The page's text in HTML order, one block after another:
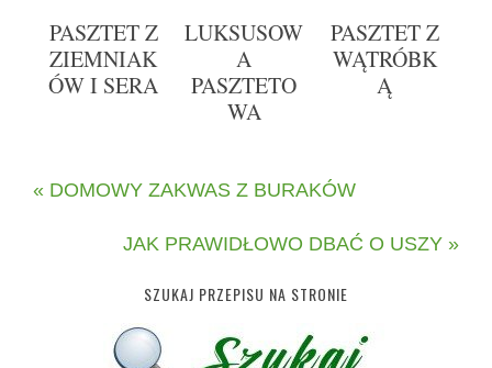
PASZTET Z
ZIEMNIAK
ÓW I SERA
LUKSUSOW
A
PASZTETO
WA
PASZTET Z
WĄTRÓBK
Ą
« DOMOWY ZAKWAS Z BURAKÓW
JAK PRAWIDŁOWO DBAĆ O USZY »
SZUKAJ PRZEPISU NA STRONIE